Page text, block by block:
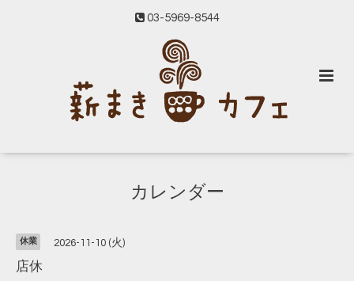
03-5969-8544
カレンダー
休業 2026-11-10 (火)
店休